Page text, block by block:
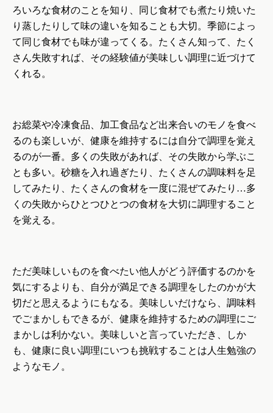
ろいろな食材のことを知り、同じ食材でも煮たり焼いた
り蒸したりして味の違いを知ることも大切。季節によっ
て同じ食材でも味が違ってくる。たくさん知って、たく
さん失敗すれば、その経験値が美味しい調理に近づけて
くれる。
お総菜や冷凍食品、加工食品など出来合いのモノを食べ
るのも楽しいが、健康を維持するには自分で調理を覚え
るのが一番。多くの失敗があれば、その失敗から学ぶこ
とも多い。砂糖を入れ過ぎたり、たくさんの調味料を足
してみたり、たくさんの食材を一度に混ぜてみたり…多
くの失敗からひとつひとつの食材を大切に調理すること
を覚える。
ただ美味しいものを食べたい他人がどう評価するのかを
気にするよりも、自分が満足できる調理をしたのかが大
切だと思えるようにもなる。美味しいだけなら、調味料
でごまかしもできるが、健康を維持するための調理にご
まかしは利かない。美味しいと言っていただき、しか
も、健康に良い調理にいつも挑戦することは人生勉強の
ようなモノ。